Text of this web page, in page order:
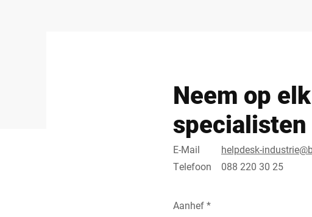
Neem op
specialisten
E-Mail
helpdesk-
Telefoon
088 220 30 25
Aanhef *